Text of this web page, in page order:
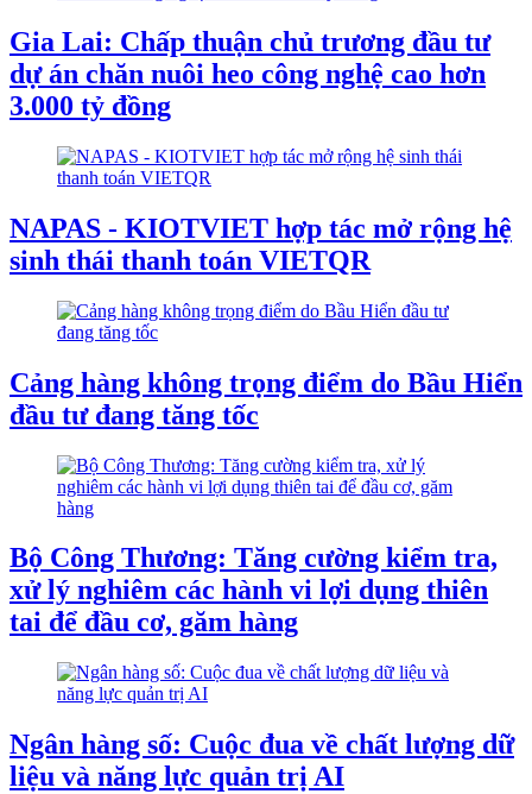
Gia Lai: Chấp thuận chủ trương đầu tư
dự án chăn nuôi heo công nghệ cao hơn
3.000 tỷ đồng
NAPAS - KIOTVIET hợp tác mở rộng hệ
sinh thái thanh toán VIETQR
Cảng hàng không trọng điểm do Bầu Hiển
đầu tư đang tăng tốc
Bộ Công Thương: Tăng cường kiểm tra,
xử lý nghiêm các hành vi lợi dụng thiên
tai để đầu cơ, găm hàng
Ngân hàng số: Cuộc đua về chất lượng dữ
liệu và năng lực quản trị AI